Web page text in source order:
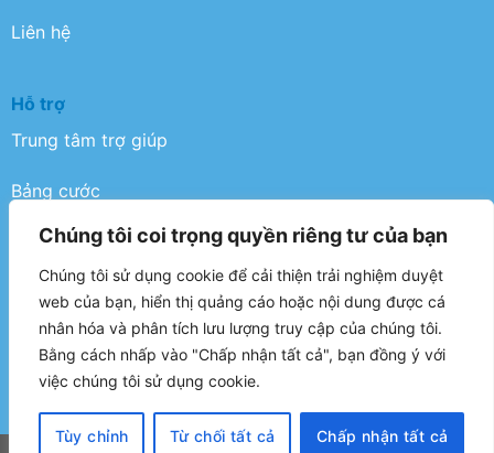
Chúng tôi coi trọng quyền riêng tư của bạn
Chúng tôi sử dụng cookie để cải thiện trải nghiệm duyệt
web của bạn, hiển thị quảng cáo hoặc nội dung được cá
nhân hóa và phân tích lưu lượng truy cập của chúng tôi.
Bằng cách nhấp vào "Chấp nhận tất cả", bạn đồng ý với
việc chúng tôi sử dụng cookie.
Tùy chỉnh Từ chối tất cả Chấp nhận tất cả
Liên hệ
Hỗ trợ
Trung tâm trợ giúp
Bảng cước
Điều khoản
Chính sách bảo mật